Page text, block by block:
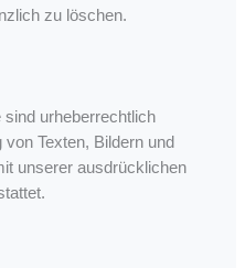
zu löschen.
sind urheberrechtlich
Texten, Bildern und
unserer ausdrücklichen